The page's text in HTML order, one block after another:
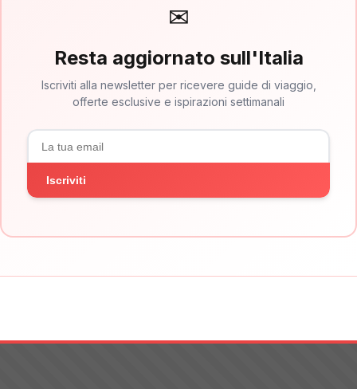
✉
Resta aggiornato sull'Italia
Iscriviti alla newsletter per ricevere guide di viaggio,
offerte esclusive e ispirazioni settimanali
Iscriviti